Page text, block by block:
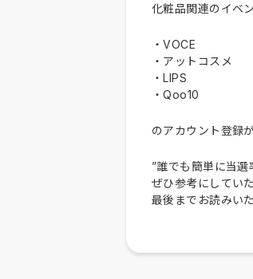
化粧品関連のイベ
・VOCE
・アットコスメ
・LIPS
・Qoo10
のアカウント登録
”誰でも簡単に当
ぜひ参考にしてい
最後までお読みい